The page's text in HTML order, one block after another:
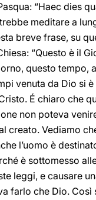
“Haec dies
meditare a
breve frase, su
“Questo è il
questo tempo,
venuta da Dio si
É chiaro che
non poteva
creato. Vediamo
l’uomo è
è sottomesso
leggi, e causare
farlo che Dio. Così